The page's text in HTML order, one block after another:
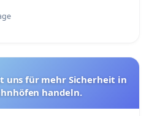
uns für mehr Sicherheit in
handeln.